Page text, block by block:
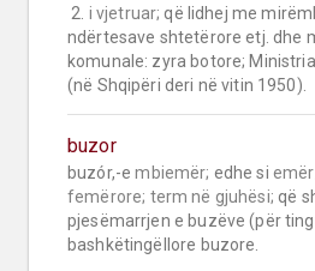
2. i vjetruar; që lidhej me
ndërtesave shtetërore etj. dhe
komunale: zyra botore;
(në Shqipëri deri në vitin 1950).
buzor
buzór,-e mbiemër; edhe si
femërore; term në gjuhësi; që
pjesëmarrjen e buzëve (për
bashkëtingëllore buzore.